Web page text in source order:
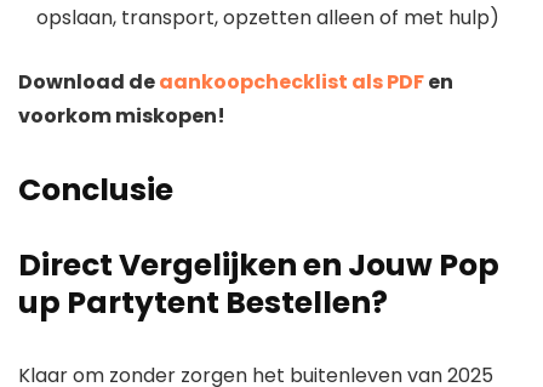
opslaan, transport, opzetten alleen of met hulp)
Download deaankoopchecklist als PDFen
voorkom miskopen!
Conclusie
Direct Vergelijken en Jouw Pop
up Partytent Bestellen?
Klaar om zonder zorgen het buitenleven van 2025